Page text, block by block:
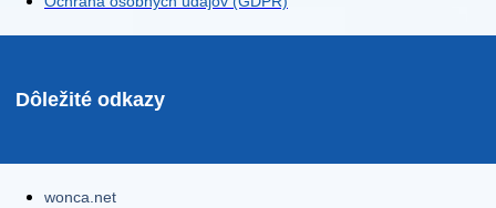
Dôležité odkazy
wonca.net